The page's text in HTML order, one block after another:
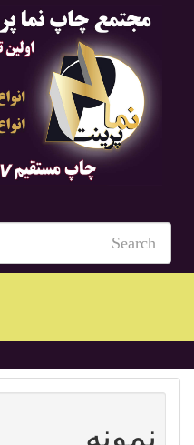
نمونه